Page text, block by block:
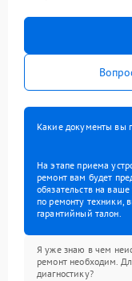
Какие документы вы
На этапе приема
ремонт вам будет
обязательств на
по ремонту техники,
гарантийный талон.
Я уже знаю в чем
ремонт необходим.
диагностику?